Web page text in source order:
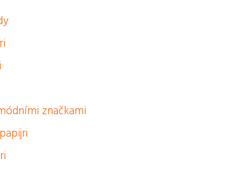
značkami